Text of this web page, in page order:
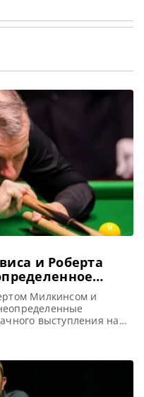
и Роберта
снукере
Милкинсом и
выступления на
2026 в Лестере,
своей
выступлений на